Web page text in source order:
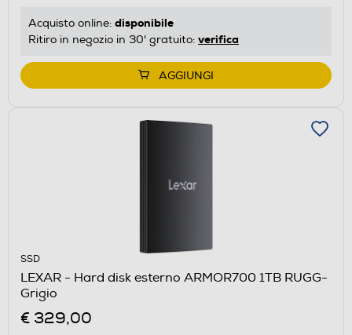
Acquisto online: disponibile
Ritiro in negozio in 30' gratuito: verifica
AGGIUNGI
SSD
LEXAR - Hard disk esterno ARMOR700 1TB RUGG-
Grigio
€ 329,00